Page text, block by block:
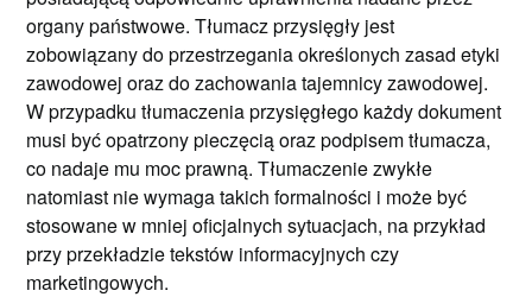
organy państwowe. Tłumacz przysięgły jest
zobowiązany do przestrzegania określonych zasad etyki
zawodowej oraz do zachowania tajemnicy zawodowej.
W przypadku tłumaczenia przysięgłego każdy dokument
musi być opatrzony pieczęcią oraz podpisem tłumacza,
co nadaje mu moc prawną. Tłumaczenie zwykłe
natomiast nie wymaga takich formalności i może być
stosowane w mniej oficjalnych sytuacjach, na przykład
przy przekładzie tekstów informacyjnych czy
marketingowych.